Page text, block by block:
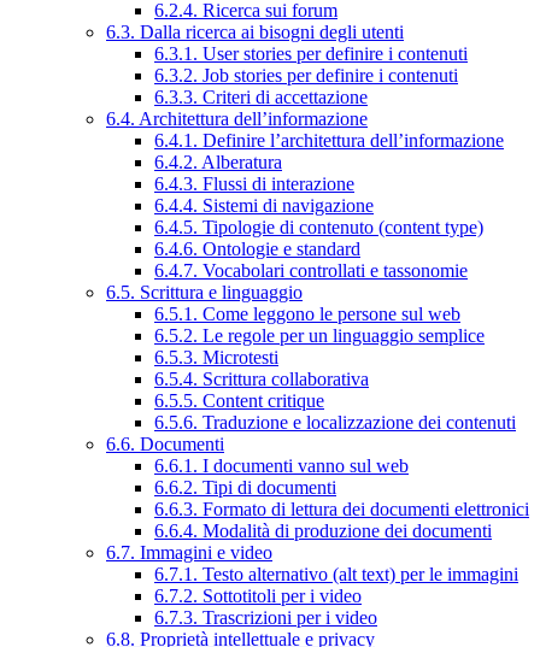
6.2.4. Ricerca sui forum
6.3. Dalla ricerca ai bisogni degli utenti
6.3.1. User stories per definire i contenuti
6.3.2. Job stories per definire i contenuti
6.3.3. Criteri di accettazione
6.4. Architettura dell’informazione
6.4.1. Definire l’architettura dell’informazione
6.4.2. Alberatura
6.4.3. Flussi di interazione
6.4.4. Sistemi di navigazione
6.4.5. Tipologie di contenuto (content type)
6.4.6. Ontologie e standard
6.4.7. Vocabolari controllati e tassonomie
6.5. Scrittura e linguaggio
6.5.1. Come leggono le persone sul web
6.5.2. Le regole per un linguaggio semplice
6.5.3. Microtesti
6.5.4. Scrittura collaborativa
6.5.5. Content critique
6.5.6. Traduzione e localizzazione dei contenuti
6.6. Documenti
6.6.1. I documenti vanno sul web
6.6.2. Tipi di documenti
6.6.3. Formato di lettura dei documenti elettronici
6.6.4. Modalità di produzione dei documenti
6.7. Immagini e video
6.7.1. Testo alternativo (alt text) per le immagini
6.7.2. Sottotitoli per i video
6.7.3. Trascrizioni per i video
6.8. Proprietà intellettuale e privacy